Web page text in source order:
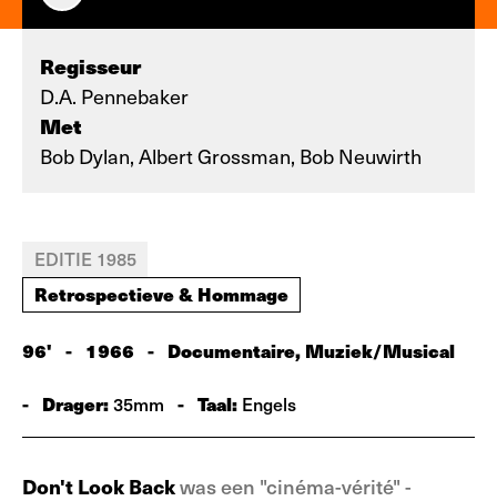
Regisseur
D.A. Pennebaker
Met
Bob Dylan, Albert Grossman, Bob Neuwirth
EDITIE 1985
Retrospectieve & Hommage
96' - 1966 - Documentaire, Muziek/Musical
- Drager:35mm - Taal: Engels
Don't Look Backwas een "cinéma-vérité" -